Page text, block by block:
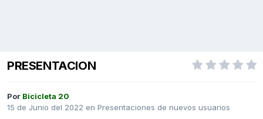
PRESENTACION
Por Bicicleta 20
15 de Junio del 2022 en Presentaciones de nuevos usuarios